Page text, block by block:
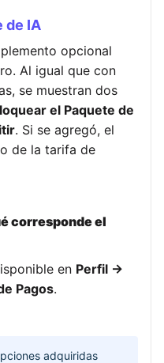
de IA
opcional
Al igual que con
se muestran dos
el Paquete de
. Si se agregó, el
de la tarifa de
corresponde el
en Perfil →
Pagos.
adquiridas